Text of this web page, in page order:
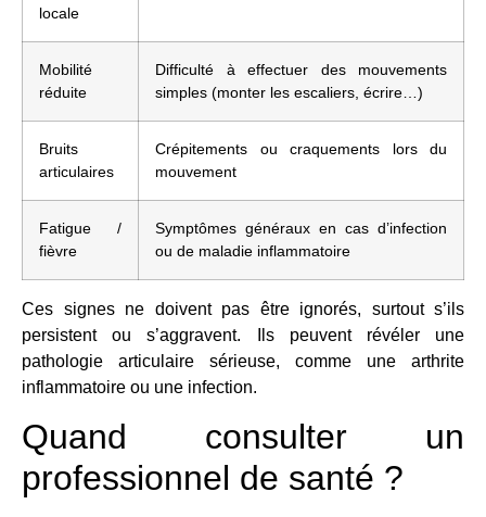
locale
Mobilité
réduite
Difficulté à effectuer des mouvements
simples (monter les escaliers, écrire…)
Bruits
articulaires
Crépitements ou craquements lors du
mouvement
Fatigue /
fièvre
Symptômes généraux en cas d’infection
ou de maladie inflammatoire
Ces signes ne doivent pas être ignorés, surtout s’ils
persistent ou s’aggravent. Ils peuvent révéler une
pathologie articulaire sérieuse, comme une arthrite
inflammatoire ou une infection.
Quand consulter un
professionnel de santé ?